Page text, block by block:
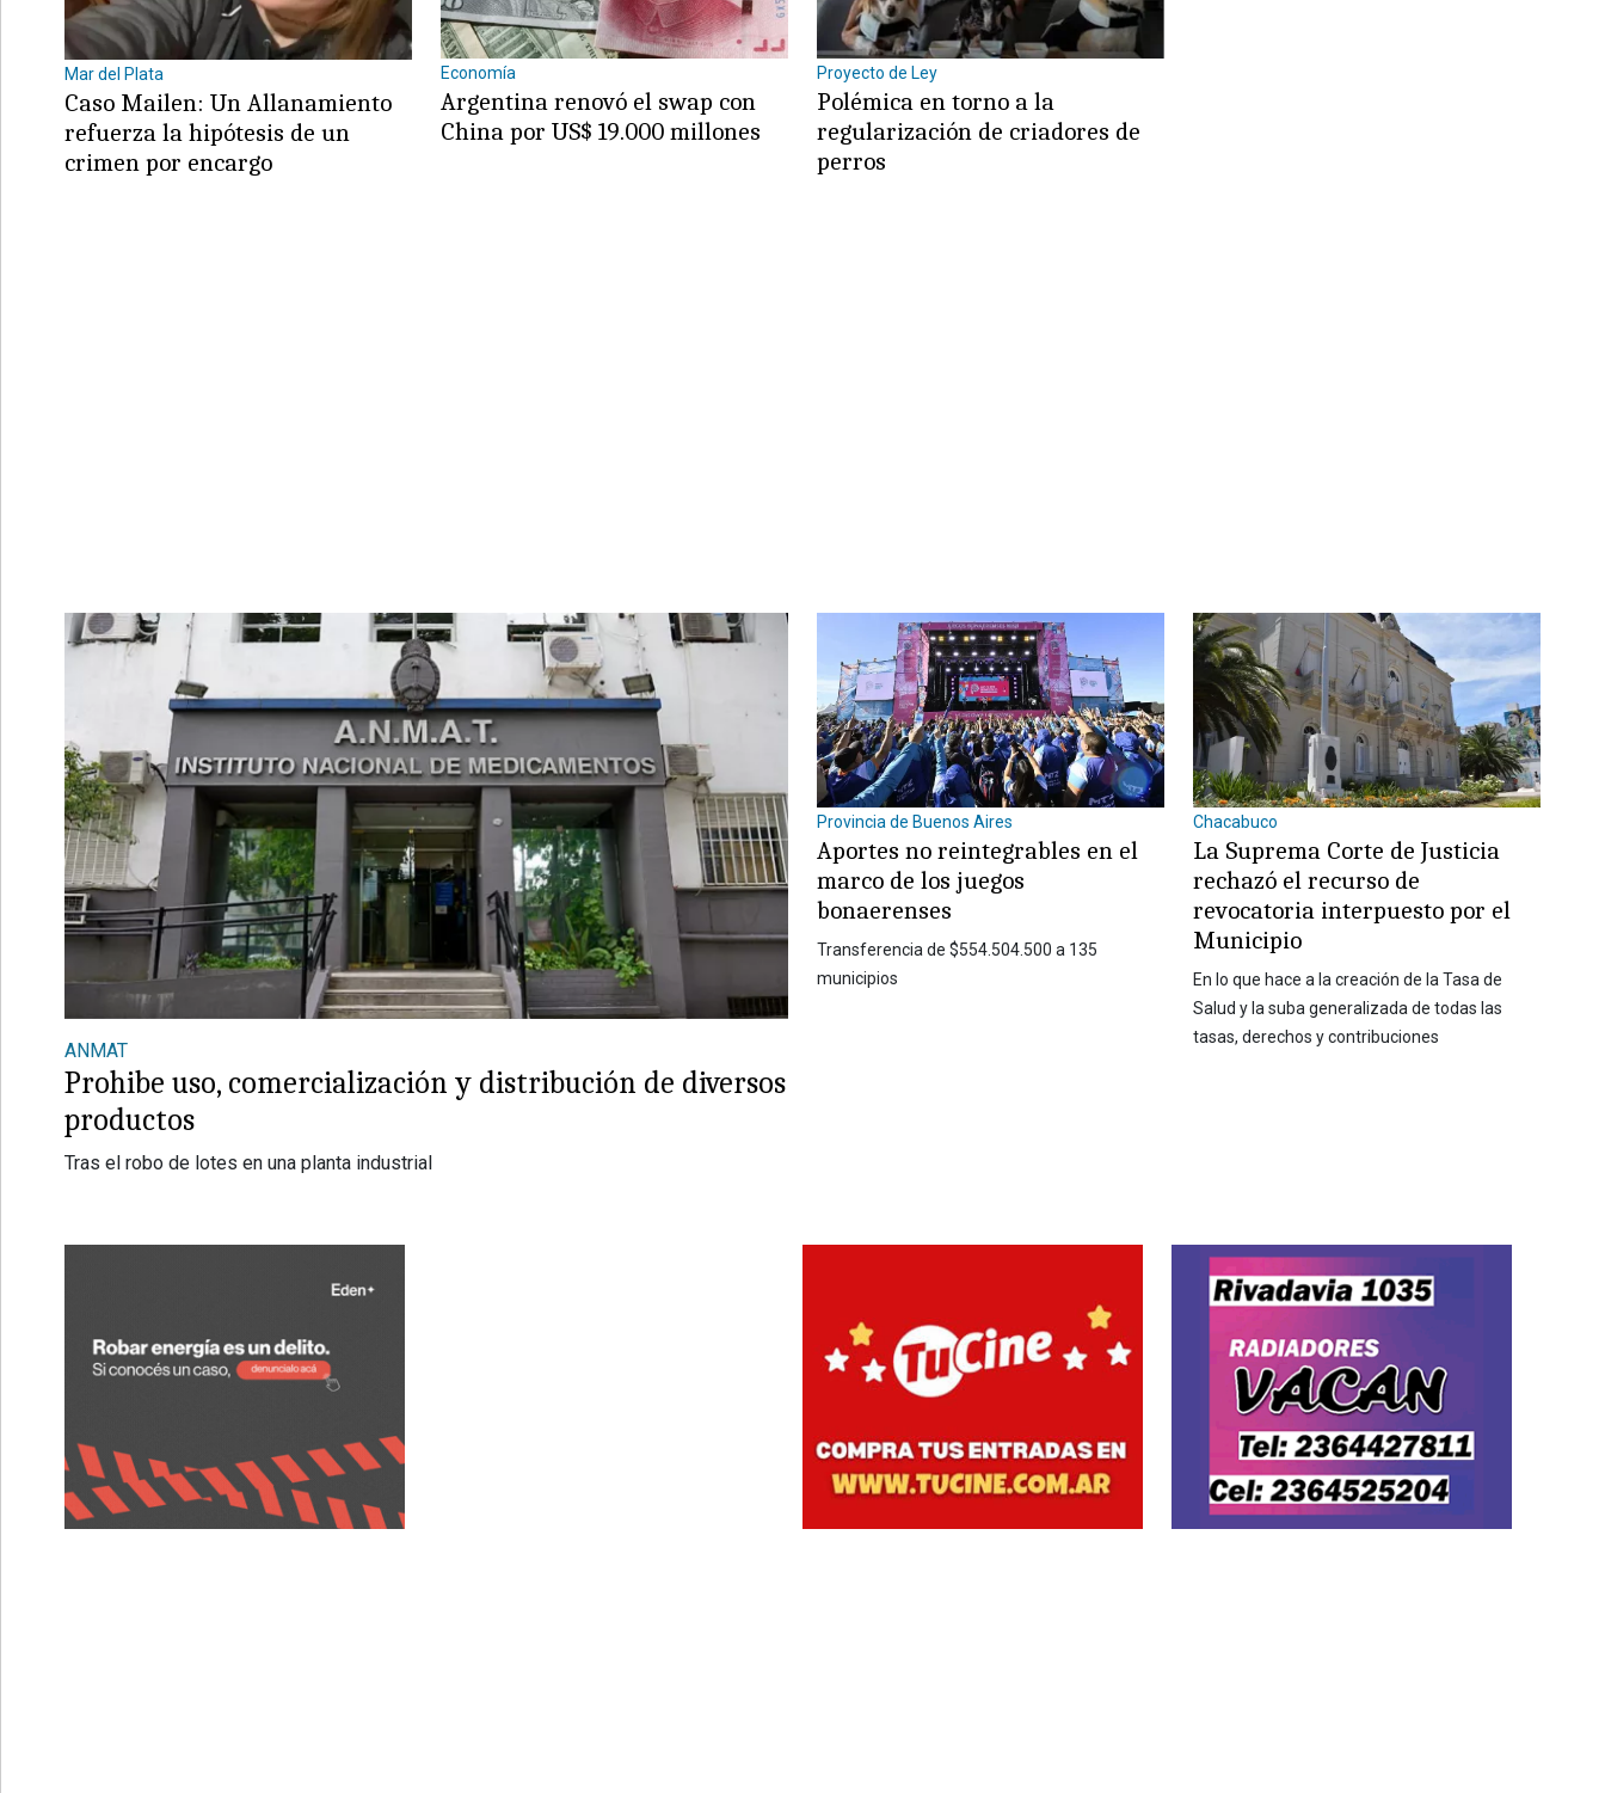
Mar del Plata
Caso Mailen: Un Allanamiento
refuerza la hipótesis de un
crimen por encargo
Economía
Argentina renovó el swap con
China por US$ 19.000 millones
Proyecto de Ley
Polémica en torno a la
regularización de criadores de
perros
ANMAT
Prohibe uso, comercialización y distribución de diversos
productos
Tras el robo de lotes en una planta industrial
Provincia de Buenos Aires
Aportes no reintegrables en el
marco de los juegos
bonaerenses
Transferencia de $554.504.500 a 135
municipios
Chacabuco
La Suprema Corte de Justicia
rechazó el recurso de
revocatoria interpuesto por el
Municipio
En lo que hace a la creación de la Tasa de
Salud y la suba generalizada de todas las
tasas, derechos y contribuciones